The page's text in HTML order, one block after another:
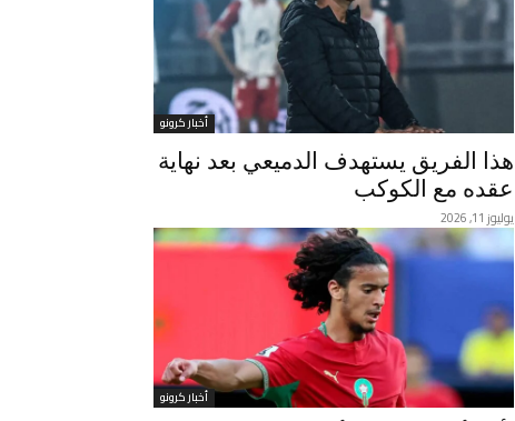
أخبار كرونو
هذا الفريق يستهدف الدميعي بعد نهاية
عقده مع الكوكب
يوليوز 11, 2026
أخبار كرونو